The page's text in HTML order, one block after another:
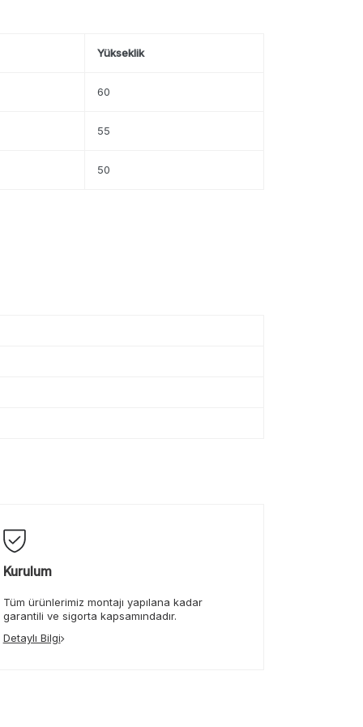
Yükseklik
60
55
50
Kurulum
Tüm ürünlerimiz montajı yapılana kadar
garantili ve sigorta kapsamındadır.
Detaylı Bilgi